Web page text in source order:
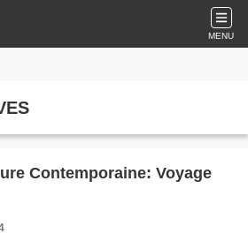
MENU
Contemporaine: Voyage